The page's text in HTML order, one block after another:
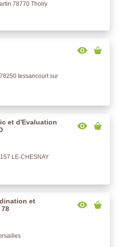
78770 Thoiry
tessancourt sur
et d'Evaluation
LE-CHESNAY
et